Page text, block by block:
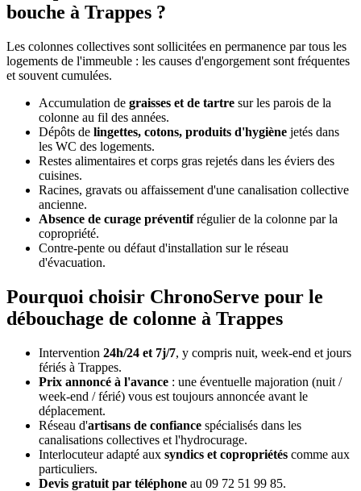
bouche à Trappes ?
Les colonnes collectives sont sollicitées en permanence par tous les
logements de l'immeuble : les causes d'engorgement sont fréquentes
et souvent cumulées.
Accumulation de graisses et de tartre sur les parois de la
colonne au fil des années.
Dépôts de lingettes, cotons, produits d'hygiène jetés dans
les WC des logements.
Restes alimentaires et corps gras rejetés dans les éviers des
cuisines.
Racines, gravats ou affaissement d'une canalisation collective
ancienne.
Absence de curage préventifrégulier de la colonne par la
copropriété.
Contre-pente ou défaut d'installation sur le réseau
d'évacuation.
Pourquoi choisir ChronoServe pour le
débouchage de colonne à Trappes
Intervention 24h/24 et 7j/7, y compris nuit, week-end et jours
fériés à Trappes.
Prix annoncé à l'avance : une éventuelle majoration (nuit /
week-end / férié) vous est toujours annoncée avant le
déplacement.
Réseau d'artisans de confiance spécialisés dans les
canalisations collectives et l'hydrocurage.
Interlocuteur adapté aux syndics et copropriétés comme aux
particuliers.
Devis gratuit par téléphone au 09 72 51 99 85.